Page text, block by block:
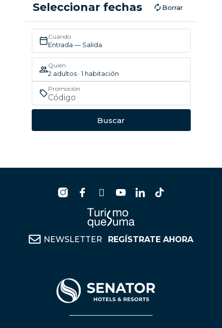
Seleccionar fechas Borrar
Cuándo
Entrada — Salida
Quién
2 adultos · 1 habitación
Promoción
Buscar
NEWSLETTER REGÍSTRATE AHORA